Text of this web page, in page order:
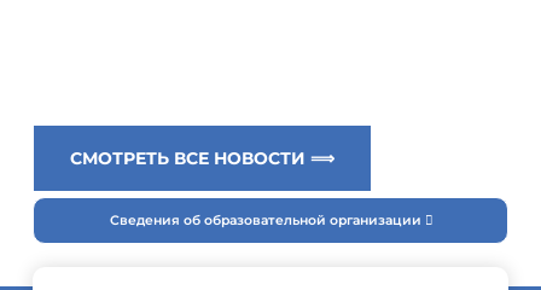
СМОТРЕТЬ ВСЕ НОВОСТИ ⟹
Сведения об образовательной организации